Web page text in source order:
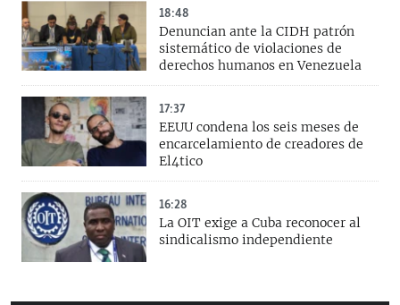
18:48
Denuncian ante la CIDH patrón
sistemático de violaciones de
derechos humanos en Venezuela
17:37
EEUU condena los seis meses de
encarcelamiento de creadores de
El4tico
16:28
La OIT exige a Cuba reconocer al
sindicalismo independiente